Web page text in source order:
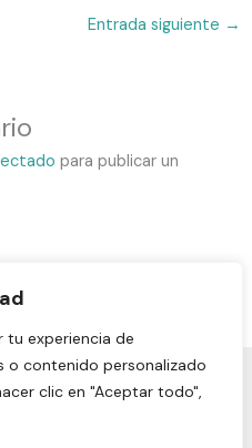
tu experiencia de
o contenido personalizado
clic en "Aceptar todo",
Entrada siguiente →
para publicar un
|Política de cookies
accesibilidad